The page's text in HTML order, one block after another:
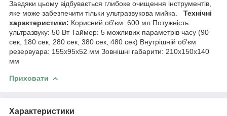
Завдяки цьому відбувається глибоке очищення інструментів,
яке може забезпечити тільки ультразвукова мийка. Технічні
характеристики: Корисний об'єм: 600 мл Потужність
ультразвуку: 50 Вт Таймер: 5 можливих параметрів часу (90
сек, 180 сек, 280 сек, 380 сек, 480 сек) Внутрішній об'єм
резервуара: 155х95х52 мм Зовнішні габарити: 210х150х140
мм
Приховати
Характеристики